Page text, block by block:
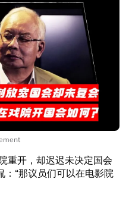
重开，却迟迟未决定国会
“那议员们可以在电影院